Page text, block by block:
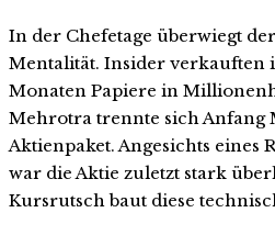
In der Chefetage überwiegt
Mentalität. Insider verkauften
Monaten Papiere in
Mehrotra trennte sich Anfang
Aktienpaket. Angesichts eines
war die Aktie zuletzt stark
Kursrutsch baut diese